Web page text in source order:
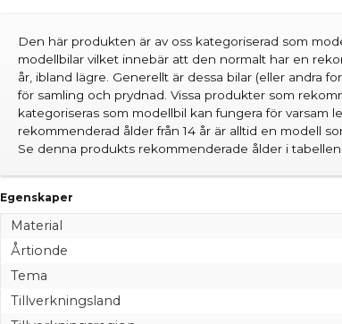
Den här produkten är av oss kategoriserad som
modellbilar vilket innebär att den normalt har en
år, ibland lägre. Generellt är dessa bilar (eller andra
för samling och prydnad. Vissa produkter som
kategoriseras som modellbil kan fungera för varsam
rekommenderad ålder från 14 år är alltid en modell
Se denna produkts rekommenderade ålder i
Egenskaper
Material
Årtionde
Tema
Tillverkningsland